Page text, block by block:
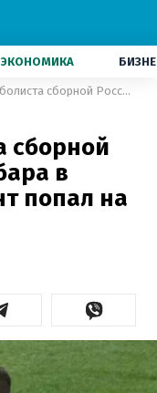
ЭКОНОМИКА
Пьяного футболиста сборной России выгнали из бара в Красноярске: момент попал на видео
сборной
в
попал на